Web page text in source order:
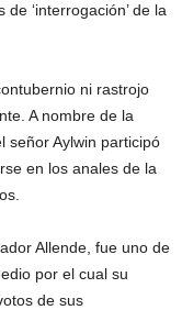
‘interrogación’ de la
ni rastrojo
A nombre de la
señor Aylwin participó
en los anales de la
Allende, fue uno de
por el cual su
de sus